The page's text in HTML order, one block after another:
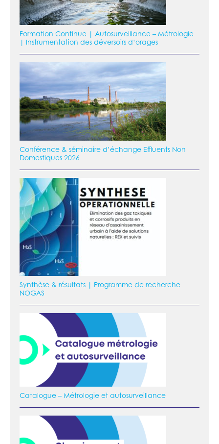
Formation Continue | Autosurveillance – Métrologie
| Instrumentation des déversoirs d’orages
Conférence & séminaire d’échange Effluents Non
Domestiques 2026
Synthèse & résultats | Programme de recherche
NOGAS
Catalogue – Métrologie et autosurveillance